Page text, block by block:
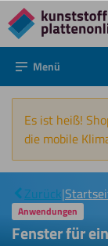
Direkt
zum
Inhalt
Menü
Es ist heiß!
die mobile
Zurück|
für ein
Baumhaus
Anwendungen
Fenster für